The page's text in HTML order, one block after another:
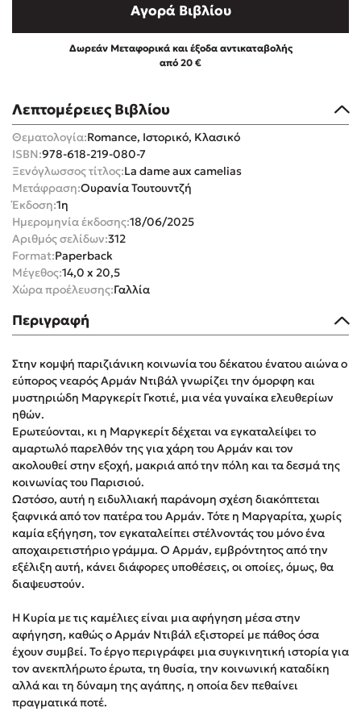
Mel Robbins
Η μέθοδος Αφήστε τους
Δημοφιλείς Συγγραφείς
Παύλος Καστανάς
Στέφανος Ξενάκης
Sebastian Fitzek
Freida McFadden
Κατρίνα Τσάνταλη
Lucinda Riley
Mimi Matthews
Benzamin Bécue
Rebecca Yarros
Teo Benedetti
Τζένη Κουτσοδημητροπούλου
Ali Hazelwood
Cori Doerrfeld
Pierdomenico Baccalario
Δανάη Ιμπραχήμ
Λεπτομέρειες Βιβλίου
Θεματολογία:Romance, Ιστορικό, Κλασικό
ISBN:978-618-219-080-7
Ξενόγλωσσος τίτλος:La dame aux camelias
Μετάφραση:Ουρανία Τουτουντζή
Έκδοση:1η
Ημερομηνία έκδοσης:18/06/2025
Αριθμός σελίδων:312
Format:Paperback
Μέγεθος:14,0 x 20,5
Χώρα προέλευσης:Γαλλία
Αγορά Βιβλίου
Δωρεάν Μεταφορικά και έξοδα αντικαταβολής
από 20 €
Περιγραφή
Στην κομψή παριζιάνικη κοινωνία του δέκατου ένατου αιώνα ο
εύπορος νεαρός Αρμάν Ντιβάλ γνωρίζει την όμορφη και
μυστηριώδη Μαργκερίτ Γκοτιέ, μια νέα γυναίκα ελευθερίων
ηθών.
Ερωτεύονται, κι η Μαργκερίτ δέχεται να εγκαταλείψει το
αμαρτωλό παρελθόν της για χάρη του Αρμάν και τον
ακολουθεί στην εξοχή, μακριά από την πόλη και τα δεσμά της
κοινωνίας του Παρισιού.
Ωστόσο, αυτή η ειδυλλιακή παράνομη σχέση διακόπτεται
ξαφνικά από τον πατέρα του Αρμάν. Τότε η Μαργαρίτα, χωρίς
καμία εξήγηση, τον εγκαταλείπει στέλνοντάς του μόνο ένα
αποχαιρετιστήριο γράμμα. Ο Αρμάν, εμβρόντητος από την
εξέλιξη αυτή, κάνει διάφορες υποθέσεις, οι οποίες, όμως, θα
διαψευστούν.
Η Κυρία με τις καμέλιες είναι μια αφήγηση μέσα στην
αφήγηση, καθώς ο Αρμάν Ντιβάλ εξιστορεί με πάθος όσα
έχουν συμβεί. Το έργο περιγράφει μια συγκινητική ιστορία για
τον ανεκπλήρωτο έρωτα, τη θυσία, την κοινωνική καταδίκη
αλλά και τη δύναμη της αγάπης, η οποία δεν πεθαίνει
πραγματικά ποτέ.